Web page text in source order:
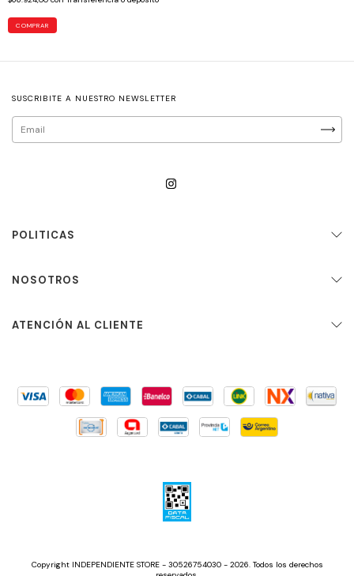
COMPRAR
SUSCRIBITE A NUESTRO NEWSLETTER
POLITICAS
NOSOTROS
ATENCIÓN AL CLIENTE
Copyright INDEPENDIENTE STORE - 30526754030 - 2026. Todos los derechos